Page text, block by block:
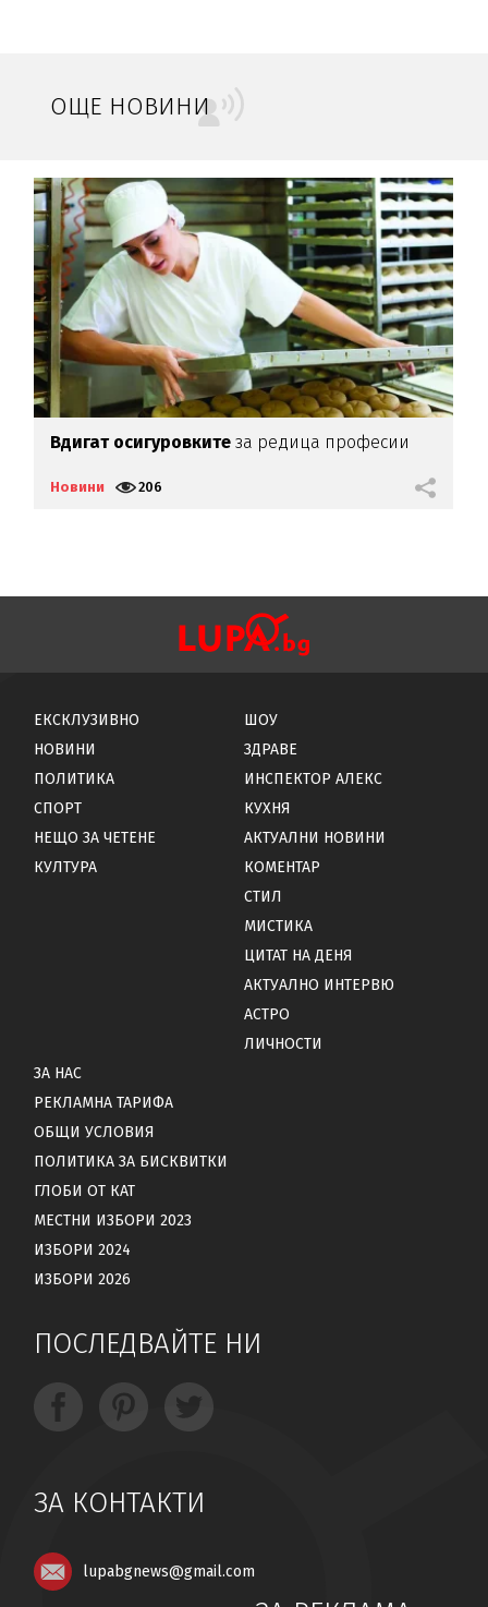
ОЩЕ НОВИНИ
Вдигат осигуровките за редица професии
Новини 206
ЕКСКЛУЗИВНО
НОВИНИ
ПОЛИТИКА
СПОРТ
НЕЩО ЗА ЧЕТЕНЕ
КУЛТУРА
ШОУ
ЗДРАВЕ
ИНСПЕКТОР АЛЕКС
КУХНЯ
АКТУАЛНИ НОВИНИ
КОМЕНТАР
СТИЛ
МИСТИКА
ЦИТАТ НА ДЕНЯ
АКТУАЛНО ИНТЕРВЮ
АСТРО
ЛИЧНОСТИ
ЗА НАС
РЕКЛАМНА ТАРИФА
ОБЩИ УСЛОВИЯ
ПОЛИТИКА ЗА БИСКВИТКИ
ГЛОБИ ОТ КАТ
МЕСТНИ ИЗБОРИ 2023
ИЗБОРИ 2024
ИЗБОРИ 2026
ПОСЛЕДВАЙТЕ НИ
ЗА КОНТАКТИ
lupabgnews@gmail.com